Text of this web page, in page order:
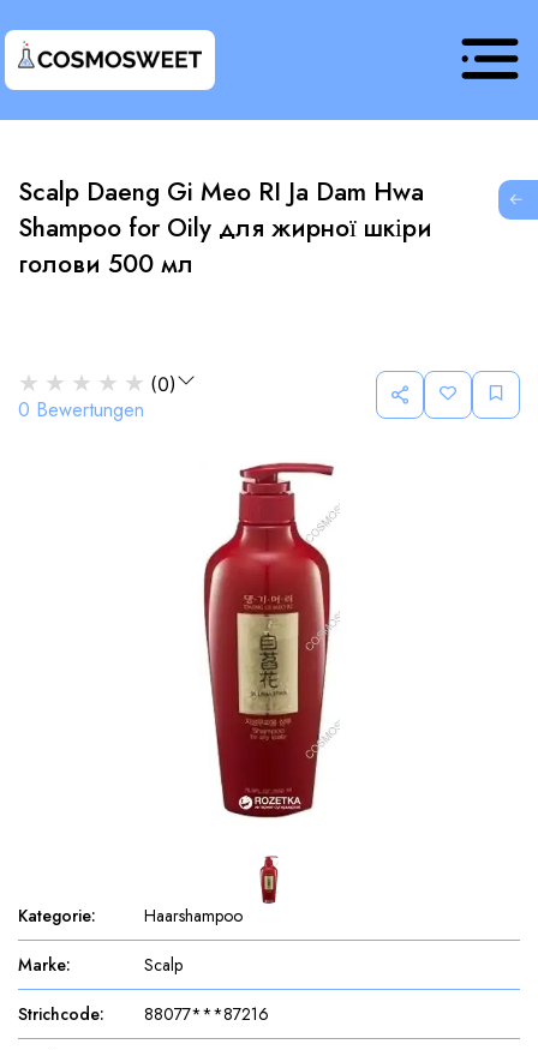
Scalp Daeng Gi Meo RI Ja Dam Hwa
Shampoo for Oily для жирної шкіри
голови 500 мл
★ ★ ★ ★ ★ (0)
0 Bewertungen
Kategorie: Haarshampoo
Marke: Scalp
Strichcode: 88077***87216